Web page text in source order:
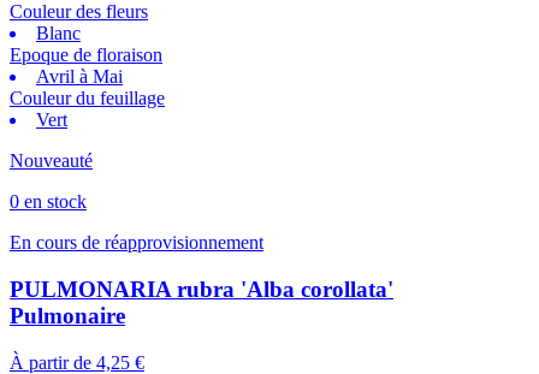
Couleur des fleurs
Blanc
Epoque de floraison
Avril à Mai
Couleur du feuillage
Vert
Nouveauté
0 en stock
En cours de réapprovisionnement
PULMONARIA rubra 'Alba corollata'
Pulmonaire
À partir de 4,25 €